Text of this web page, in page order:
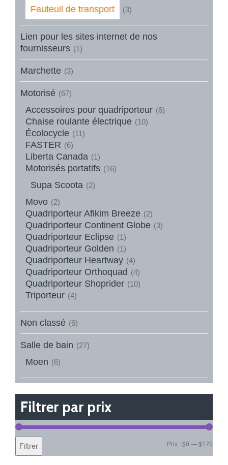
Fauteuil de transport (3)
Lien pour les sites internet de nos
fournisseurs (1)
Marchette (3)
Motorisé (67)
Accessoires pour quadriporteur (6)
Chaise roulante électrique (10)
Écolocycle (11)
FASTER (6)
Liberta Canada (1)
Motorisés portatifs (16)
Supa Scoota (2)
Movo (2)
Quadriporteur Afikim Breeze (2)
Quadriporteur Continent Globe (3)
Quadriporteur Eclipse (1)
Quadriporteur Golden (1)
Quadriporteur Heartway (4)
Quadriporteur Orthoquad (4)
Quadriporteur Shoprider (10)
Triporteur (4)
Non classé (6)
Salle de bain (27)
Moen (6)
Filtrer par prix
Filtrer Prix :$0 —$170